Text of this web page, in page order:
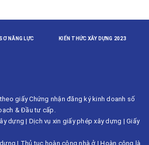
NĂNG LỰC KIẾN THỨC XÂY DỰNG 2023
giấy Chứng nhận đăng ký kinh doanh số
& Đầu tư cấp.
dựng | Dịch vụ xin giấy phép xây dựng | Giấy
| Thủ tục hoàn công nhà ở |Hoàn công là